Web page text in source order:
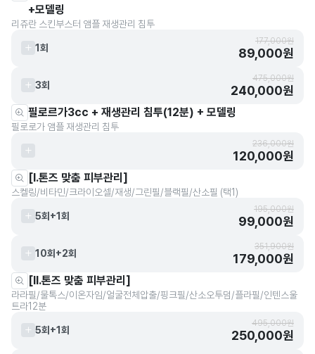
+모델링
리쥬란 스킨부스터 앰플 재생관리 침투
1회
177,000원
89,000원
3회
475,000원
240,000원
필로르가3cc + 재생관리 침투(12분) + 모델링
필로로가 앰플 재생관리 침투
236,000원
120,000원
[Ⅰ.톤즈 맞춤 피부관리]
스켈링/비타민/크라이오셀/재생/그린필/블랙필/산소필 (택1)
5회+1회
195,000원
99,000원
10회+2회
351,900원
179,000원
[Ⅱ.톤즈 맞춤 피부관리]
라라필/물톡스/이온자임/얼굴전체압출/핑크필/산소오투덤/플라필/인텐스울
트라12분
5회+1회
495,000원
250,000원